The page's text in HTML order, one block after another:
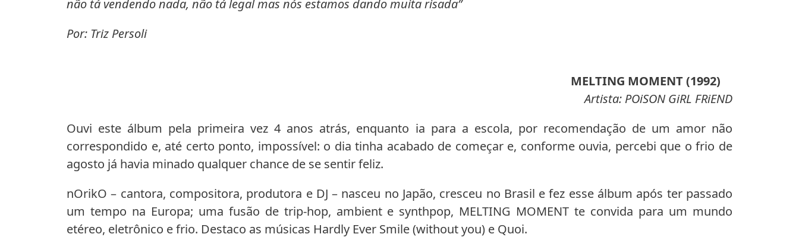
não tá vendendo nada, não tá legal mas nós estamos dando muita risada”
Por: Triz Persoli
MELTING MOMENT (1992)
Artista: POiSON GiRL FRiEND
Ouvi este álbum pela primeira vez 4 anos atrás, enquanto ia para a escola, por recomendação de um amor não
correspondido e, até certo ponto, impossível: o dia tinha acabado de começar e, conforme ouvia, percebi que o frio de
agosto já havia minado qualquer chance de se sentir feliz.
nOrikO – cantora, compositora, produtora e DJ – nasceu no Japão, cresceu no Brasil e fez esse álbum após ter passado
um tempo na Europa; uma fusão de trip-hop, ambient e synthpop, MELTING MOMENT te convida para um mundo
etéreo, eletrônico e frio. Destaco as músicas Hardly Ever Smile (without you) e Quoi.